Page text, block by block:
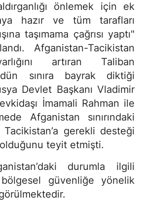
önlemek için ek
hazır ve tüm tarafları
taşımama çağrısı yaptı"
Afganistan-Tacikistan
artıran Taliban
dün sınıra bayrak diktiği
Devlet Başkanı Vladimir
İmamali Rahman ile
Afganistan sınırındaki
gerekli desteği
teyit etmişti.
durumla ilgili
güvenliğe yönelik
görülmektedir.